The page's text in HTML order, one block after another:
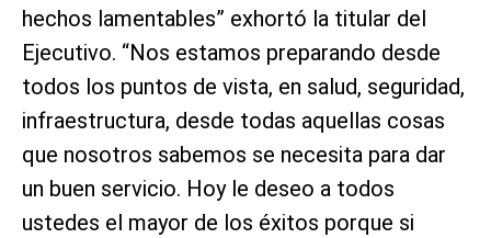
hechos lamentables” exhortó la titular del
Ejecutivo. “Nos estamos preparando desde
todos los puntos de vista, en salud, seguridad,
infraestructura, desde todas aquellas cosas
que nosotros sabemos se necesita para dar
un buen servicio. Hoy le deseo a todos
ustedes el mayor de los éxitos porque si